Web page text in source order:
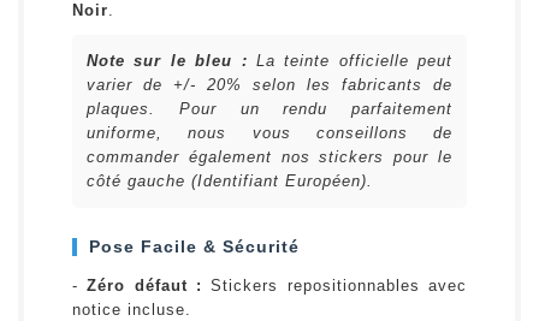
Noir.
Note sur le bleu : La teinte officielle peut
varier de +/- 20% selon les fabricants de
plaques. Pour un rendu parfaitement
uniforme, nous vous conseillons de
commander également nos stickers pour le
côté gauche (Identifiant Européen).
Pose Facile & Sécurité
-Zéro défaut : Stickers repositionnables avec
notice incluse.